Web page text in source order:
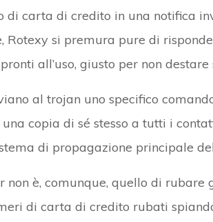
di carta di credito in una notifica
Rotexy si premura pure di
all’uso, giusto per non destare
al trojan uno specifico
copia di sé stesso a tutti i
di propagazione principale
è, comunque, quello di rubare
di carta di credito rubati